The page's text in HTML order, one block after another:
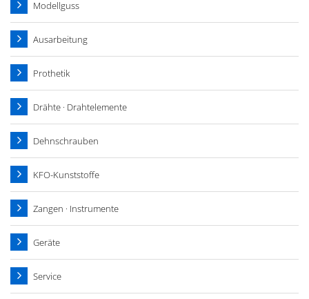
Modellguss
Ausarbeitung
Prothetik
Drähte · Drahtelemente
Dehnschrauben
KFO-Kunststoffe
Zangen · Instrumente
Geräte
Service